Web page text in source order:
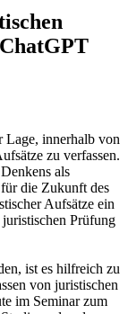
Lage, innerhalb von
zu verfassen.
als
die Zukunft des
Aufsätze ein
Prüfung
ist es hilfreich zu
von juristischen
im Seminar zum